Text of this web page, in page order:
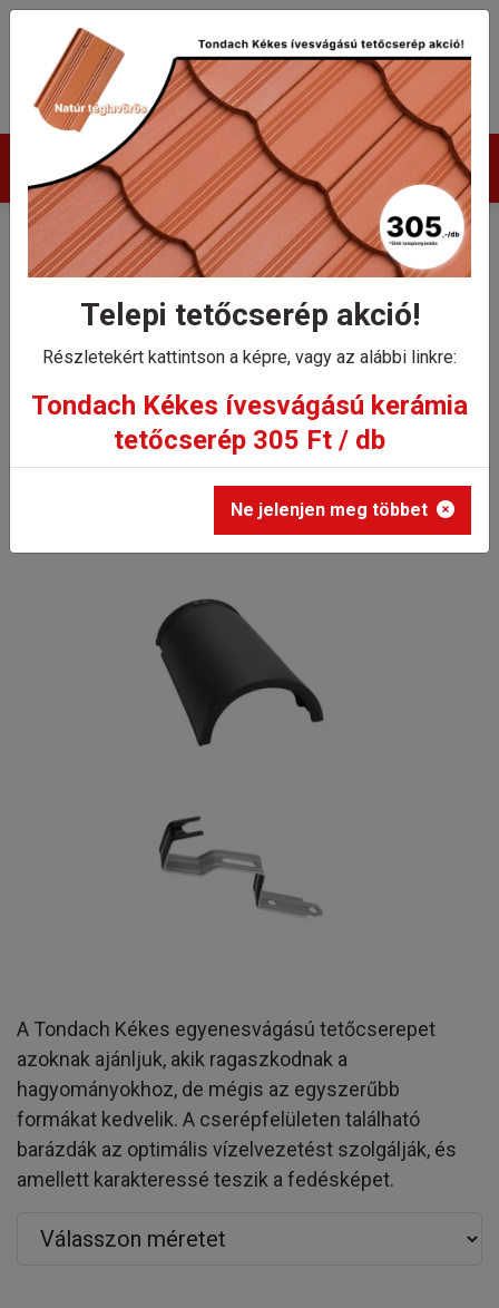
Termékek
Tondach Kékes egyenes
sajtolt sima gerinccserép
gerincrögzítővel
Kezdőlap
Tondach Kékes egyenes sajtolt sima gerinccserép
gerincrögzítővel
A Tondach Kékes egyenesvágású tetőcserepet
azoknak ajánljuk, akik ragaszkodnak a
hagyományokhoz, de mégis az egyszerűbb
formákat kedvelik. A cserépfelületen található
barázdák az optimális vízelvezetést szolgálják, és
amellett karakteressé teszik a fedésképet.
Telepi tetőcserép akció!
Részletekért kattintson a képre, vagy az alábbi linkre:
Tondach Kékes ívesvágású kerámia
tetőcserép 305 Ft / db
Ne jelenjen meg többet